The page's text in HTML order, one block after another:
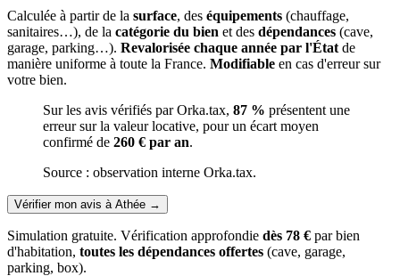
Calculée à partir de la surface, des équipements (chauffage,
sanitaires…), de la catégorie du bien et des dépendances (cave,
garage, parking…). Revalorisée chaque année par l'État de
manière uniforme à toute la France. Modifiable en cas d'erreur sur
votre bien.
Sur les avis vérifiés par Orka.tax, 87 % présentent une
erreur sur la valeur locative, pour un écart moyen
confirmé de 260 € par an.
Source : observation interne Orka.tax.
Vérifier mon avis à Athée →
Simulation gratuite. Vérification approfondie dès 78 € par bien
d'habitation, toutes les dépendances offertes (cave, garage,
parking, box).